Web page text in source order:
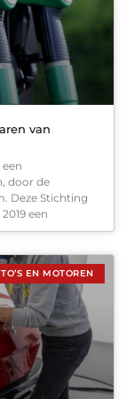
van
door de
Deze Stichting
een
EN MOTOREN